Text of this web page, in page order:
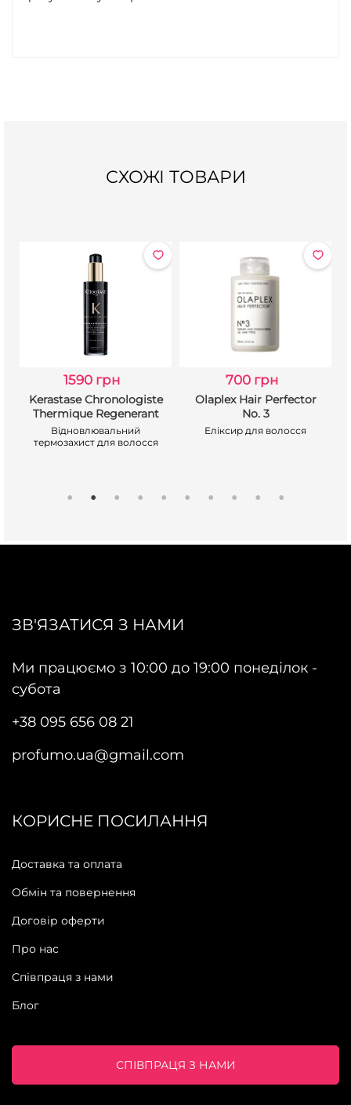
СХОЖІ ТОВАРИ
1590 грн
Kerastase Chronologiste
Thermique Regenerant
Відновлювальний
термозахист для волосся
700 грн
Olaplex Hair Perfector
No. 3
Еліксир для волосся
ЗВ'ЯЗАТИСЯ З НАМИ
Ми працюємо з 10:00 до 19:00 понеділок -
субота
+38 095 656 08 21
profumo.ua@gmail.com
КОРИСНЕ ПОСИЛАННЯ
Доставка та оплата
Обмін та повернення
Договір оферти
Про нас
Співпраця з нами
Блог
СПІВПРАЦЯ З НАМИ